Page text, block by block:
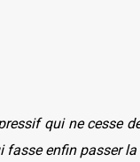
qui ne cesse
fasse enfin passer